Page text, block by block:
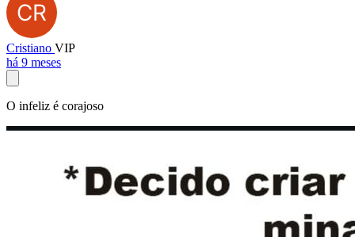
Cristiano VIP
há 9 meses
O infeliz é corajoso